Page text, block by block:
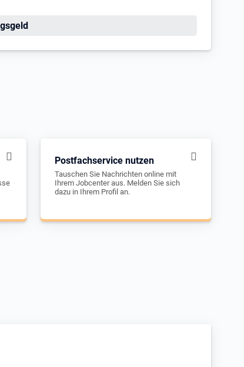
Postfachservice nutzen
Tauschen Sie Nachrichten online mit
Ihrem Jobcenter aus. Melden Sie sich
dazu in Ihrem Profil an.